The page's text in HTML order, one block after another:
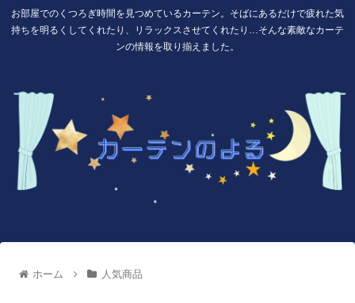
お部屋でのくつろぎ時間を見つめているカーテン。そばにあるだけで疲れた気
持ちを明るくしてくれたり、リラックスさせてくれたり…そんな素敵なカーテ
ンの情報を取り揃えました。
ホーム 人気商品